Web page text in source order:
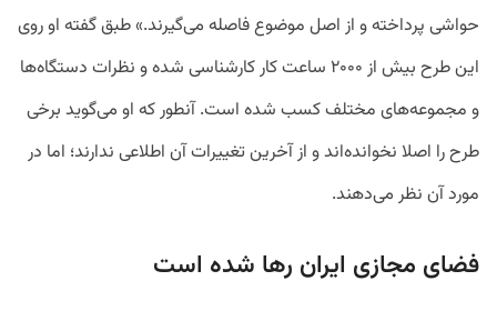
حواشی پرداخته و از اصل موضوع فاصله می‌گیرند.» طبق گفته‌ او روی
این طرح بیش از ۲۰۰۰ ساعت کار کارشناسی شده و نظرات دستگاه‌ها
و مجموعه‌های مختلف کسب شده است. آنطور که او می‌گوید برخی
طرح را اصلا نخوانده‌اند و از آخرین تغییرات آن اطلاعی ندارند؛ اما در
مورد آن نظر می‌دهند.
فضای مجازی ایران رها شده است